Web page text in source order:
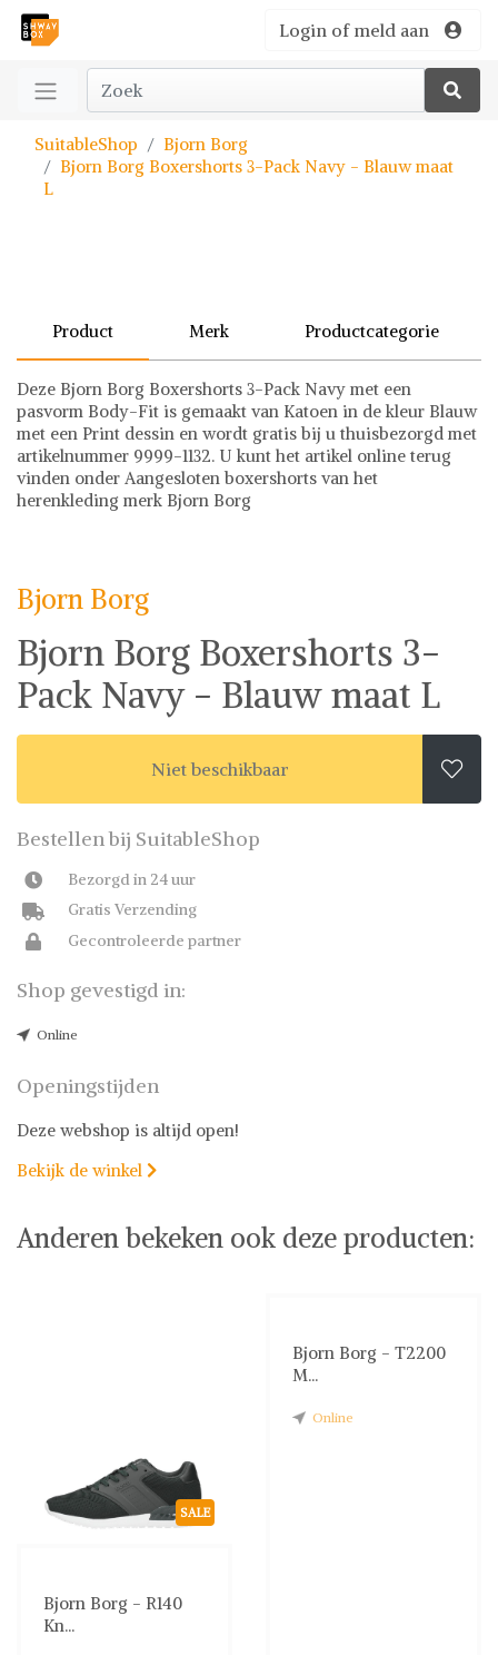
Login of meld aan
SuitableShop
Bjorn Borg
Bjorn Borg Boxershorts 3-Pack Navy - Blauw maat
L
Product Merk Productcategorie
Deze Bjorn Borg Boxershorts 3-Pack Navy met een
pasvorm Body-Fit is gemaakt van Katoen in de kleur Blauw
met een Print dessin en wordt gratis bij u thuisbezorgd met
artikelnummer 9999-1132. U kunt het artikel online terug
vinden onder Aangesloten boxershorts van het
herenkleding merk Bjorn Borg
Bjorn Borg
Bjorn Borg Boxershorts 3-
Pack Navy - Blauw maat L
Niet beschikbaar 
Bestellen bij SuitableShop
Bezorgd in 24 uur
Gratis Verzending
Gecontroleerde partner
Shop gevestigd in:
Online
Openingstijden
Deze webshop is altijd open!
Bekijk de winkel 
Anderen bekeken ook deze producten:
SALE
Bjorn Borg - R140
Kn...
Bjorn Borg - T2200
M...
Online